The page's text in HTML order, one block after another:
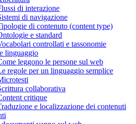
di interazione
di navigazione
di contenuto (content type)
e standard
controllati e tassonomie
linguaggio
leggono le persone sul web
regole per un linguaggio semplice
collaborativa
critique
e localizzazione dei contenuti